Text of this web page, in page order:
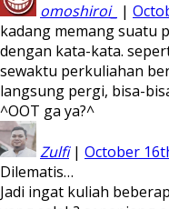
omoshiroi_ |
kadang memang suatu
dengan kata-kata.
sewaktu perkuliahan
langsung pergi, bisa-
^OOT ga ya?^
Zulfi| October
Dilematis…
Jadi ingat kuliah